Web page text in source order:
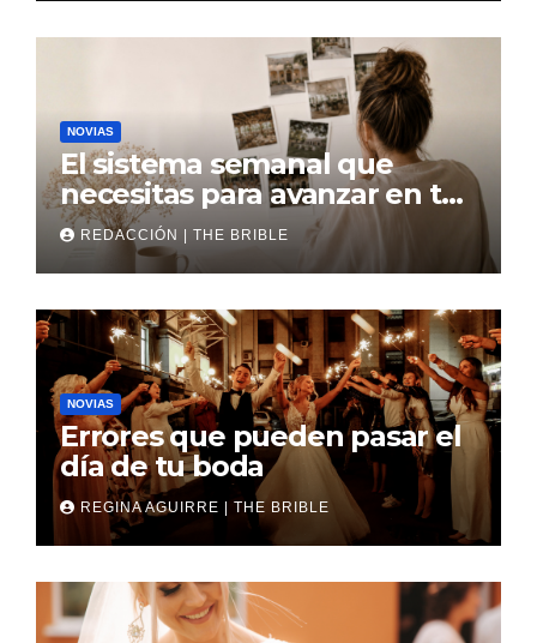
NOVIAS
El sistema semanal que
necesitas para avanzar en tu
boda
REDACCIÓN | THE BRIBLE
NOVIAS
Errores que pueden pasar el
día de tu boda
REGINA AGUIRRE | THE BRIBLE